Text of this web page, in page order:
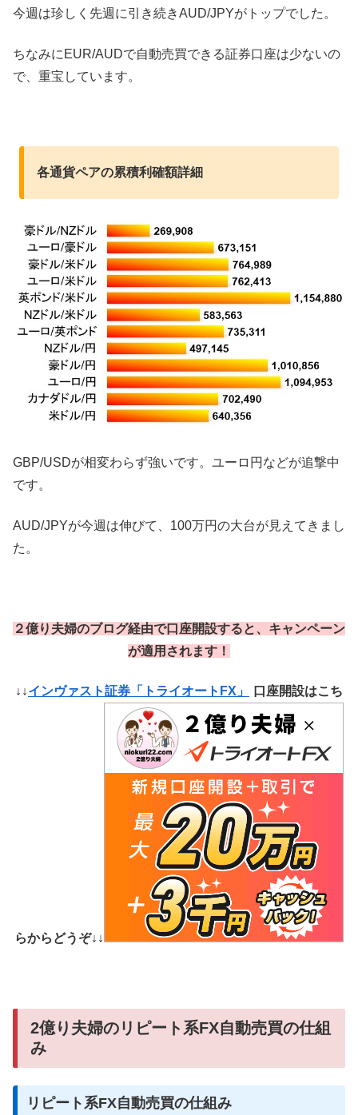
今週は珍しく先週に引き続きAUD/JPYがトップでした。
ちなみにEUR/AUDで自動売買できる証券口座は少ないの
で、重宝しています。
各通貨ペアの累積利確額詳細
GBP/USDが相変わらず強いです。ユーロ円などが追撃中
です。
AUD/JPYが今週は伸びて、100万円の大台が見えてきまし
た。
２億り夫婦のブログ経由で口座開設すると、キャンペーン
が適用されます！
↓↓インヴァスト証券「トライオートFX」 口座開設はこち
らからどうぞ↓↓
2億り夫婦のリピート系FX自動売買の仕組
み
リピート系FX自動売買の仕組み